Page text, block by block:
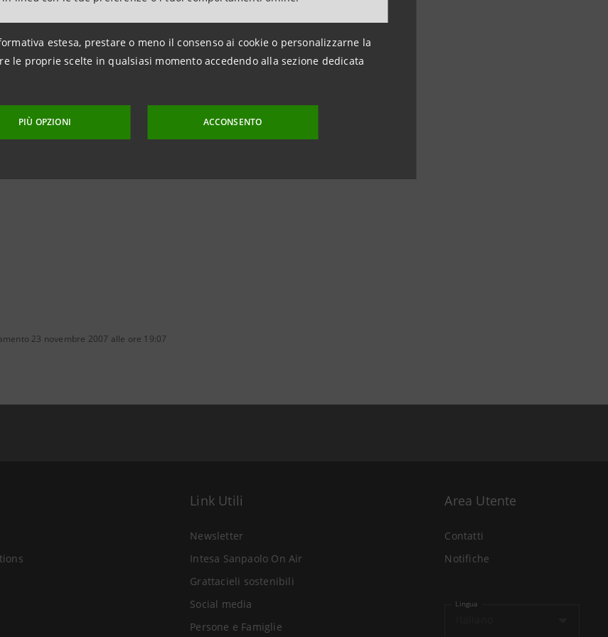
estesa, prestare o meno il consenso ai cookie o personalizzarne la
le proprie scelte in qualsiasi momento accedendo alla sezione dedicata
PIÙ OPZIONI ACCONSENTO
. 041- 3967222
23 novembre 2007 alle ore 19:07
Link Utili
Newsletter
Intesa Sanpaolo On Air
Grattacieli sostenibili
Social media
Persone e Famiglie
Area Utente
Contatti
Notifiche
Lingua